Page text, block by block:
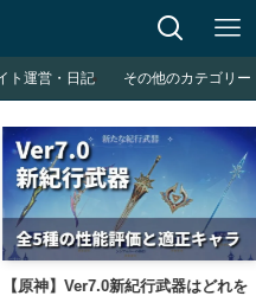
ト運営・日記 その他のカテゴリー
行武器はどれを
【原神】